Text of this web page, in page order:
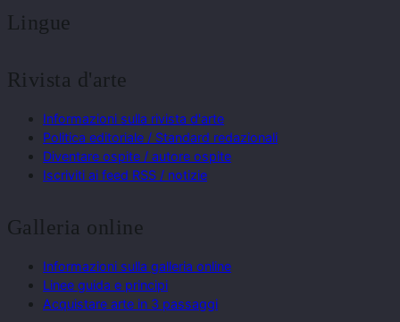
Lingue
Rivista d'arte
Informazioni sulla rivista d'arte
Politica editoriale / Standard redazionali
Diventare ospite / autore ospite
Iscriviti ai feed RSS / notizie
Galleria online
Informazioni sulla galleria online
Linee guida e principi
Acquistare arte in 3 passaggi